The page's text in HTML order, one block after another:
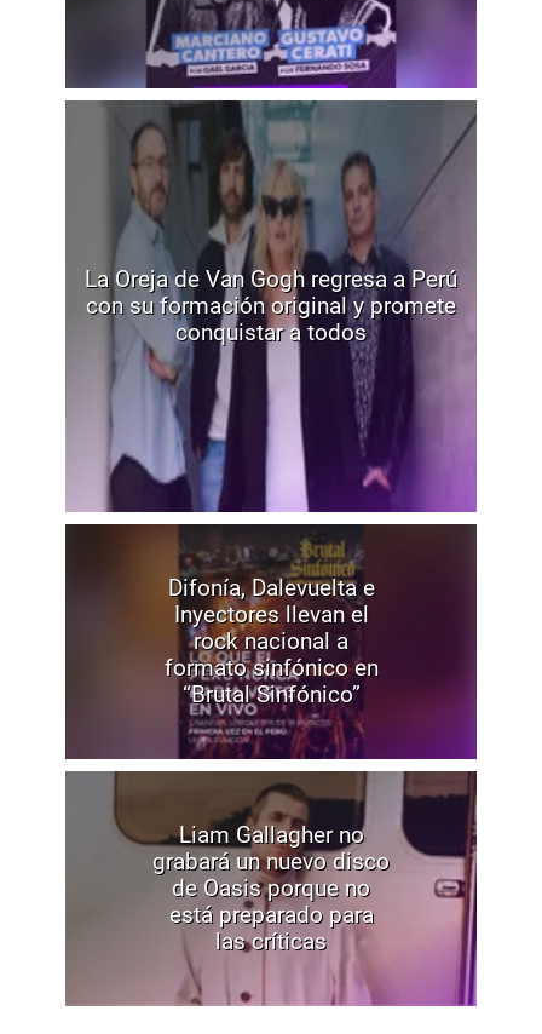
La Oreja de Van Gogh regresa a Perú
con su formación original y promete
conquistar a todos
Difonía, Dalevuelta e
Inyectores llevan el
rock nacional a
formato sinfónico en
“Brutal Sinfónico”
Liam Gallagher no
grabará un nuevo disco
de Oasis porque no
está preparado para
las críticas